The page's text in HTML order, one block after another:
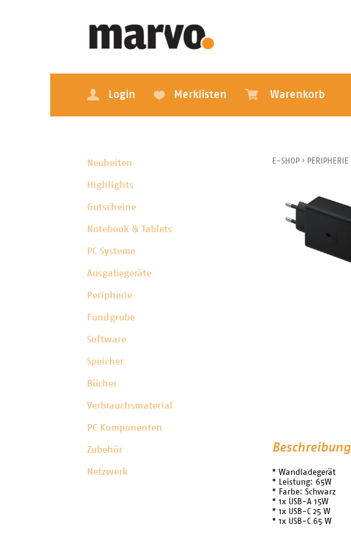
Login Merklisten Warenkorb
Neuheiten
Highlights
Gutscheine
Notebook & Tablets
PC Systeme
Ausgabegeräte
Peripherie
Fundgrube
Software
Speicher
Bücher
Verbrauchsmaterial
PC Komponenten
Zubehör
Netzwerk
E-SHOP › PERIPHERIE
Beschreibung
* Wandladegerät
* Leistung: 65W
* Farbe: Schwarz
* 1x USB-A 15W
* 1x USB-C 25 W
* 1x USB-C 65 W